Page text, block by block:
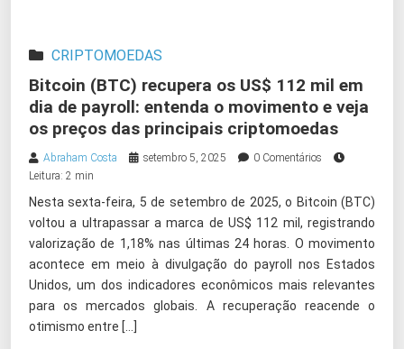
CRIPTOMOEDAS
Bitcoin (BTC) recupera os US$ 112 mil em
dia de payroll: entenda o movimento e veja
os preços das principais criptomoedas
Abraham Costa setembro 5, 2025
0 Comentários
Leitura: 2 min
Nesta sexta-feira, 5 de setembro de 2025, o Bitcoin (BTC)
voltou a ultrapassar a marca de US$ 112 mil, registrando
valorização de 1,18% nas últimas 24 horas. O movimento
acontece em meio à divulgação do payroll nos Estados
Unidos, um dos indicadores econômicos mais relevantes
para os mercados globais. A recuperação reacende o
otimismo entre […]